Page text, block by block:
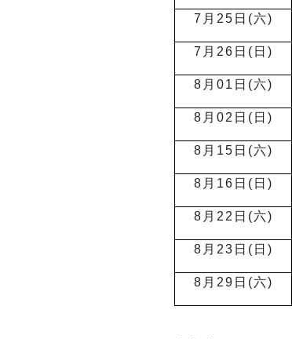
7 月25日(六)
7 月26日(日)
8 月01日(六)
8 月02日(日)
8 月15日(六)
8 月16日(日)
8 月22日(六)
8 月23日(日)
8 月29日(六)